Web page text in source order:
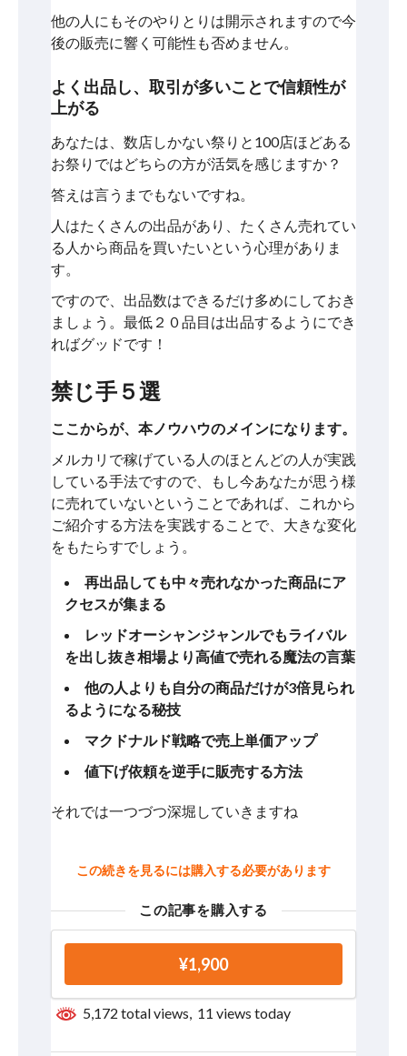
他の人にもそのやりとりは開示されますので今
後の販売に響く可能性も否めません。
よく出品し、取引が多いことで信頼性が
上がる
あなたは、数店しかない祭りと100店ほどある
お祭りではどちらの方が活気を感じますか？
答えは言うまでもないですね。
人はたくさんの出品があり、たくさん売れてい
る人から商品を買いたいという心理がありま
す。
ですので、出品数はできるだけ多めにしておき
ましょう。最低２０品目は出品するようにでき
ればグッドです！
禁じ手５選
ここからが、本ノウハウのメインになります。
メルカリで稼げている人のほとんどの人が実践
している手法ですので、もし今あなたが思う様
に売れていないということであれば、これから
ご紹介する方法を実践することで、大きな変化
をもたらすでしょう。
再出品しても中々売れなかった商品にア
クセスが集まる
レッドオーシャンジャンルでもライバル
を出し抜き相場より高値で売れる魔法の言葉
他の人よりも自分の商品だけが3倍見られ
るようになる秘技
マクドナルド戦略で売上単価アップ
値下げ依頼を逆手に販売する方法
それでは一つづつ深堀していきますね
この続きを見るには購入する必要があります
この記事を購入する
¥1,900
5,172 total views, 11 views today